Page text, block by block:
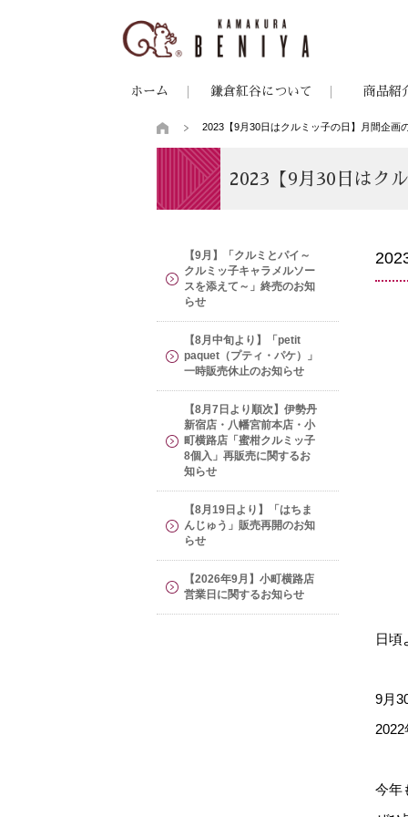
ホーム 鎌倉紅谷について 商品紹
2023【9月30日はクルミッ子の日】月間企画
2023【9月30日はク
日頃
9月
今年
【9月】「クルミとパイ～
クルミッ子キャラメルソー
スを添えて～」終売のお知
らせ
【8月中旬より】「petit
paquet（プティ・パケ）」
一時販売休止のお知らせ
【8月7日より順次】伊勢丹
新宿店・八幡宮前本店・小
町横路店「蜜柑クルミッ子
8個入」再販売に関するお
知らせ
【8月19日より】「はちま
んじゅう」販売再開のお知
らせ
【2026年9月】小町横路店
営業日に関するお知らせ